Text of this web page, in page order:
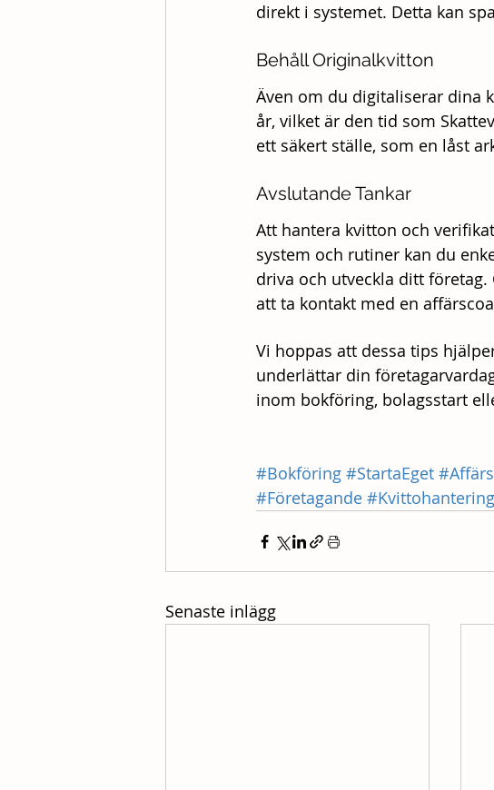
direkt i systemet. Detta kan
Behåll Originalkvitton
Även om du digitaliserar dina
år, vilket är den tid som
ett säkert ställe, som en låst
Avslutande Tankar
Att hantera kvitton och
system och rutiner kan du
driva och utveckla ditt
att ta kontakt med en
Vi hoppas att dessa tips
underlättar din
inom bokföring, bolagsstart
#Bokföring #StartaEget
#Företagande #Kvittohantering
Senaste inlägg